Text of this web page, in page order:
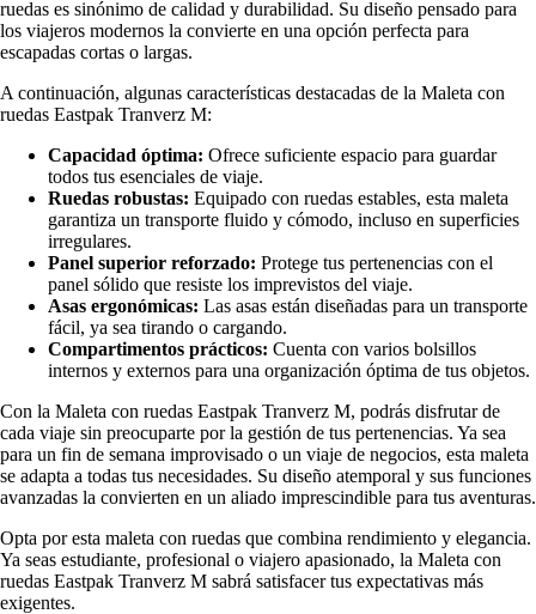
ruedas es sinónimo de calidad y durabilidad. Su diseño pensado para
los viajeros modernos la convierte en una opción perfecta para
escapadas cortas o largas.
A continuación, algunas características destacadas de la Maleta con
ruedas Eastpak Tranverz M:
Capacidad óptima: Ofrece suficiente espacio para guardar
todos tus esenciales de viaje.
Ruedas robustas: Equipado con ruedas estables, esta maleta
garantiza un transporte fluido y cómodo, incluso en superficies
irregulares.
Panel superior reforzado: Protege tus pertenencias con el
panel sólido que resiste los imprevistos del viaje.
Asas ergonómicas: Las asas están diseñadas para un transporte
fácil, ya sea tirando o cargando.
Compartimentos prácticos: Cuenta con varios bolsillos
internos y externos para una organización óptima de tus objetos.
Con la Maleta con ruedas Eastpak Tranverz M, podrás disfrutar de
cada viaje sin preocuparte por la gestión de tus pertenencias. Ya sea
para un fin de semana improvisado o un viaje de negocios, esta maleta
se adapta a todas tus necesidades. Su diseño atemporal y sus funciones
avanzadas la convierten en un aliado imprescindible para tus aventuras.
Opta por esta maleta con ruedas que combina rendimiento y elegancia.
Ya seas estudiante, profesional o viajero apasionado, la Maleta con
ruedas Eastpak Tranverz M sabrá satisfacer tus expectativas más
exigentes.